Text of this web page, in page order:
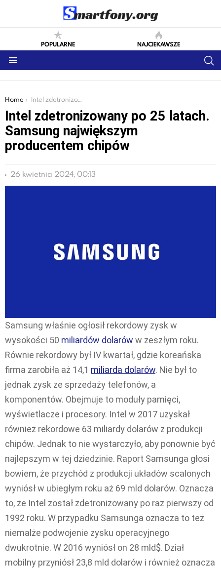
POPULARNE NAJCIEKAWSZE
You are here:
Home Intel zdetronizowany po 25 latach. Samsung największym producentem chipów
Intel zdetronizowany po 25 latach.
Samsung największym
producentem chipów
26 kwietnia 2024, 00:13
Samsung właśnie ogłosił rekordowy zysk w
wysokości 50 miliardów dolarów w zeszłym roku.
Równie rekordowy był IV kwartał, gdzie koreańska
firma zarobiła aż 14,1 miliarda dolarów. Nie był to
jednak zysk ze sprzedaży telefonów, a
komponentów. Obejmuje to moduły pamięci,
wyświetlacze i procesory. Intel w 2017 uzyskał
również rekordowe 63 miliardy dolarów z produkcji
chipów. Jednak to nie wystarczyło, aby ponownie być
najlepszym w tej dziedzinie. Raport Samsunga głosi
bowiem, że przychód z produkcji układów scalonych
wyniósł w ubiegłym roku aż 69 mld dolarów. Oznacza
to, że Intel został zdetronizowany po raz pierwszy od
1992 roku. W przypadku Samsunga oznacza to też
niemalże podwojenie zysku operacyjnego
dwukrotnie. W 2016 wyniósł on 28 mld$. Dział
mobilny przyniósł 23,8 mld dolarów i również oznacza